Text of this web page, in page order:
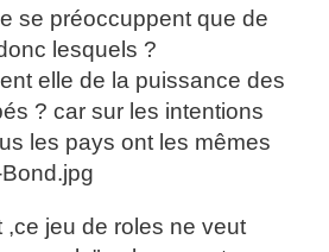
se préoccuppent que de
lesquels ?
elle de la puissance des
? car sur les intentions
les pays ont les mêmes
,ce jeu de roles ne veut